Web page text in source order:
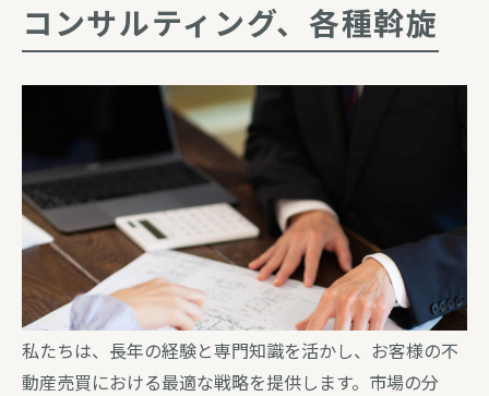
コンサルティング、各種斡旋
私たちは、長年の経験と専門知識を活かし、お客様の不
動産売買における最適な戦略を提供します。市場の分